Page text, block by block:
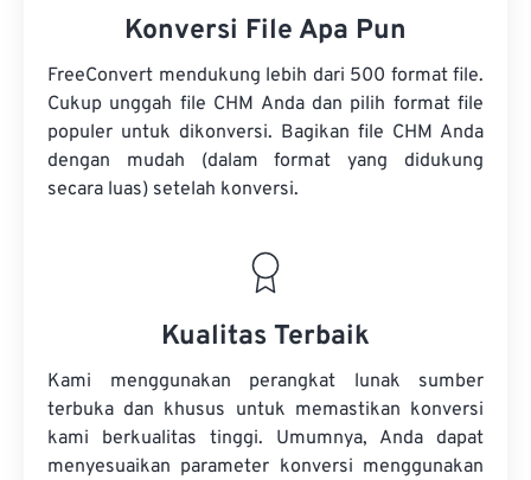
Konversi File Apa Pun
FreeConvert mendukung lebih dari 500 format file.
Cukup unggah file CHM Anda dan pilih format file
populer untuk dikonversi. Bagikan file CHM Anda
dengan mudah (dalam format yang didukung
secara luas) setelah konversi.
Kualitas Terbaik
Kami menggunakan perangkat lunak sumber
terbuka dan khusus untuk memastikan konversi
kami berkualitas tinggi. Umumnya, Anda dapat
menyesuaikan parameter konversi menggunakan